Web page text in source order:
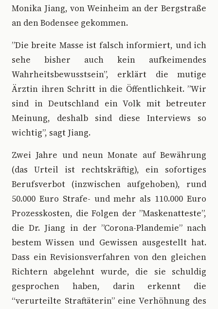
Monika Jiang, von Weinheim an der Bergstraße
an den Bodensee gekommen.
”Die breite Masse ist falsch informiert, und ich
sehe bisher auch kein aufkeimendes
Wahrheitsbewusstsein”, erklärt die mutige
Ärztin ihren Schritt in die Öffentlichkeit. ”Wir
sind in Deutschland ein Volk mit betreuter
Meinung, deshalb sind diese Interviews so
wichtig”, sagt Jiang.
Zwei Jahre und neun Monate auf Bewährung
(das Urteil ist rechtskräftig), ein sofortiges
Berufsverbot (inzwischen aufgehoben), rund
50.000 Euro Strafe- und mehr als 110.000 Euro
Prozesskosten, die Folgen der ”Maskenatteste”,
die Dr. Jiang in der ”Corona-Plandemie” nach
bestem Wissen und Gewissen ausgestellt hat.
Dass ein Revisionsverfahren von den gleichen
Richtern abgelehnt wurde, die sie schuldig
gesprochen haben, darin erkennt die
“verurteilte Straftäterin” eine Verhöhnung des